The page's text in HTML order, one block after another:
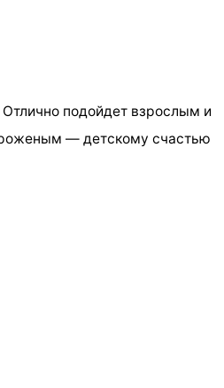
подойдет взрослым и
— детскому счастью